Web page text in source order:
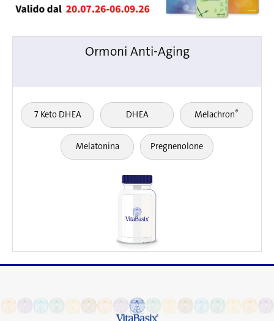
Ormoni Anti-Aging
7 Keto DHEA DHEA Melachron®
Melatonina Pregnenolone